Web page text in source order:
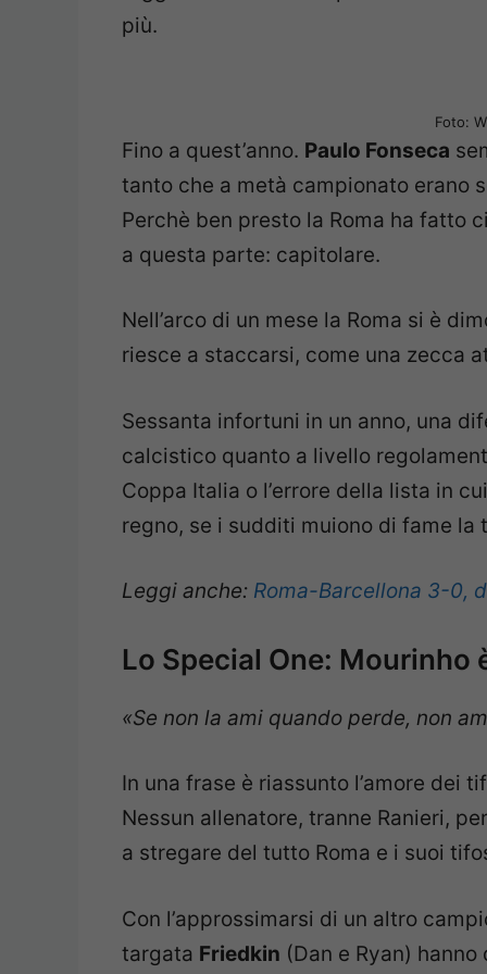
più.
Foto:
Fino a quest’anno. Paulo Fonseca
tanto che a metà campionato erano
Perchè ben presto la Roma ha fatto
a questa parte: capitolare.
Nell’arco di un mese la Roma si è
riesce a staccarsi, come una zecca
Sessanta infortuni in un anno, una
calcistico quanto a livello
Coppa Italia o l’errore della lista in
regno, se i sudditi muiono di fame la
Leggi anche: Roma-Barcellona 3-0,
Lo Special One: Mourinho
«Se non la ami quando perde, non
In una frase è riassunto l’amore dei
Nessun allenatore, tranne Ranieri,
a stregare del tutto Roma e i suoi
Con l’approssimarsi di un altro
targata Friedkin (Dan e Ryan)